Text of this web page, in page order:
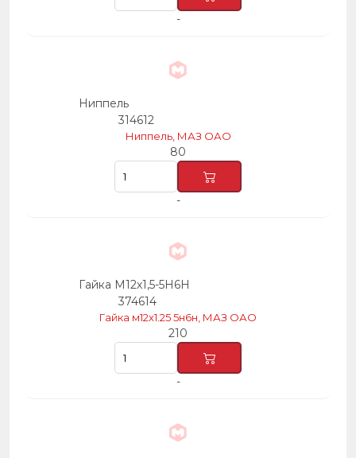
-
Ниппель
314612
Ниппель, МАЗ ОАО
80
-
Гайка М12х1,5-5Н6Н
374614
Гайка м12х1.25 5н6н, МАЗ ОАО
210
-